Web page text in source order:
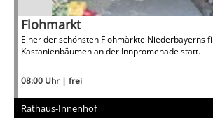
Flohmarkt
Einer der schönsten Flohmärkte Niederbayerns
Kastanienbäumen an der Innpromenade statt.
08:00 Uhr | frei
Rathaus-Innenhof